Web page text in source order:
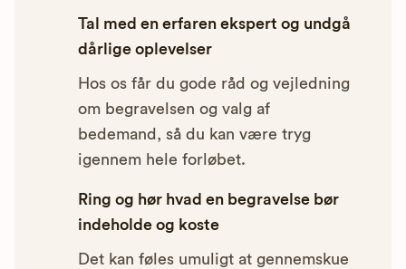
Tal med en erfaren ekspert og undgå
dårlige oplevelser
Hos os får du gode råd og vejledning
om begravelsen og valg af
bedemand, så du kan være tryg
igennem hele forløbet.
Ring og hør hvad en begravelse bør
indeholde og koste
Det kan føles umuligt at gennemskue